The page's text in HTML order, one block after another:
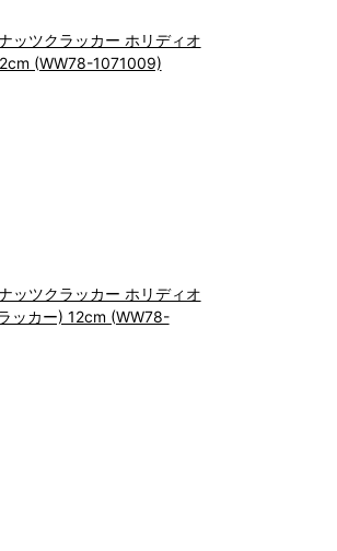
ツクラッカー ホリディオ
(WW78-1071009)
ツクラッカー ホリディオ
ッカー) 12cm (WW78-